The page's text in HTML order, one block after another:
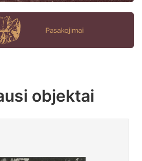
objektai